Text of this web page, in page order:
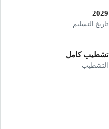
2029
تاريخ التسليم
تشطيب كامل
التشطيب